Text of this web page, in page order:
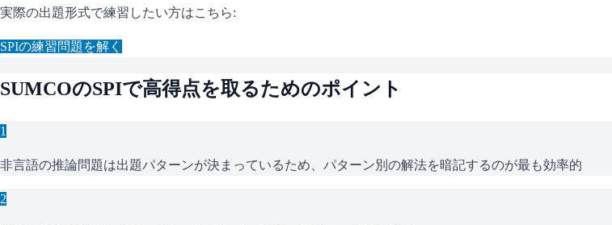
実際の出題形式で練習したい方はこちら:
SPIの練習問題を解く
SUMCOのSPIで高得点を取るためのポイント
1
非言語の推論問題は出題パターンが決まっているため、パターン別の解法を暗記するのが最も効率的
2